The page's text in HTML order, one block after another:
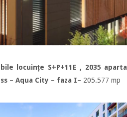
locuințe S+P+11E , 2035
– Aqua City – faza I– 205.577 mp